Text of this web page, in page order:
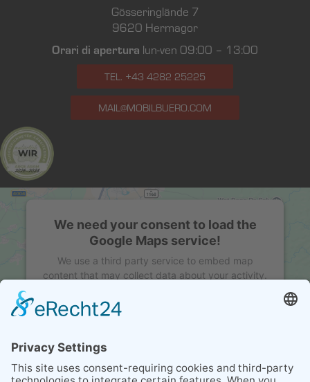
Gösseringlände 7
9620 Hermagor
Orari di apertura lun-ven 09:00 – 13:00
TEL. +43 4282 25225
MAIL@MOBILBUERO.COM
We need your consent to load the
Google Maps service!
We use a third party service to embed map
content that may collect data about your activity.
to see this map.
ACCEPT